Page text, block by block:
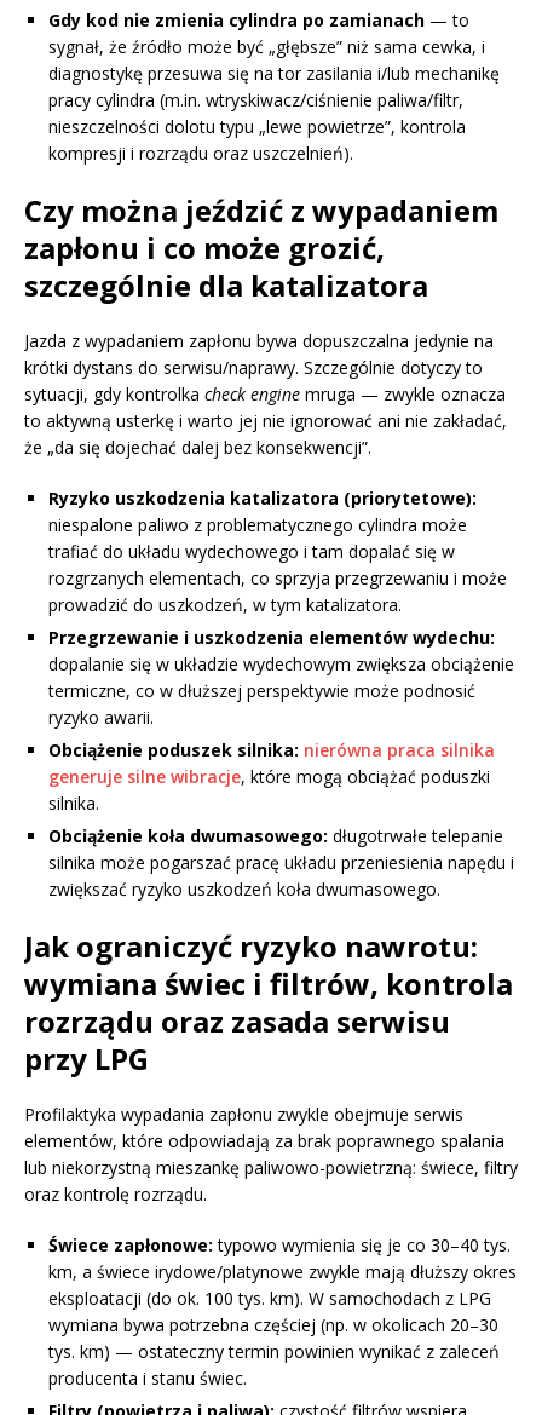
Gdy kod nie zmienia cylindra po zamianach — to
sygnał, że źródło może być „głębsze” niż sama cewka, i
diagnostykę przesuwa się na tor zasilania i/lub mechanikę
pracy cylindra (m.in. wtryskiwacz/ciśnienie paliwa/filtr,
nieszczelności dolotu typu „lewe powietrze”, kontrola
kompresji i rozrządu oraz uszczelnień).
Czy można jeździć z wypadaniem
zapłonu i co może grozić,
szczególnie dla katalizatora
Jazda z wypadaniem zapłonu bywa dopuszczalna jedynie na
krótki dystans do serwisu/naprawy. Szczególnie dotyczy to
sytuacji, gdy kontrolka check engine mruga — zwykle oznacza
to aktywną usterkę i warto jej nie ignorować ani nie zakładać,
że „da się dojechać dalej bez konsekwencji”.
Ryzyko uszkodzenia katalizatora (priorytetowe):
niespalone paliwo z problematycznego cylindra może
trafiać do układu wydechowego i tam dopalać się w
rozgrzanych elementach, co sprzyja przegrzewaniu i może
prowadzić do uszkodzeń, w tym katalizatora.
Przegrzewanie i uszkodzenia elementów wydechu:
dopalanie się w układzie wydechowym zwiększa obciążenie
termiczne, co w dłuższej perspektywie może podnosić
ryzyko awarii.
Obciążenie poduszek silnika: nierówna praca silnika
generuje silne wibracje, które mogą obciążać poduszki
silnika.
Obciążenie koła dwumasowego: długotrwałe telepanie
silnika może pogarszać pracę układu przeniesienia napędu i
zwiększać ryzyko uszkodzeń koła dwumasowego.
Jak ograniczyć ryzyko nawrotu:
wymiana świec i filtrów, kontrola
rozrządu oraz zasada serwisu
przy LPG
Profilaktyka wypadania zapłonu zwykle obejmuje serwis
elementów, które odpowiadają za brak poprawnego spalania
lub niekorzystną mieszankę paliwowo-powietrzną: świece, filtry
oraz kontrolę rozrządu.
Świece zapłonowe: typowo wymienia się je co 30–40 tys.
km, a świece irydowe/platynowe zwykle mają dłuższy okres
eksploatacji (do ok. 100 tys. km). W samochodach z LPG
wymiana bywa potrzebna częściej (np. w okolicach 20–30
tys. km) — ostateczny termin powinien wynikać z zaleceń
producenta i stanu świec.
Filtry (powietrza i paliwa): czystość filtrów wspiera